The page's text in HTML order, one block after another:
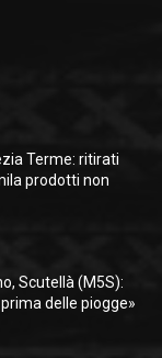
Terme: ritirati
prodotti non
Scutellà (M5S):
delle piogge»